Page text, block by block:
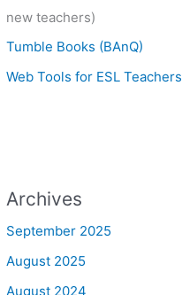
new teachers)
Tumble Books (BAnQ)
Web Tools for ESL Teachers
Archives
September 2025
August 2025
August 2024